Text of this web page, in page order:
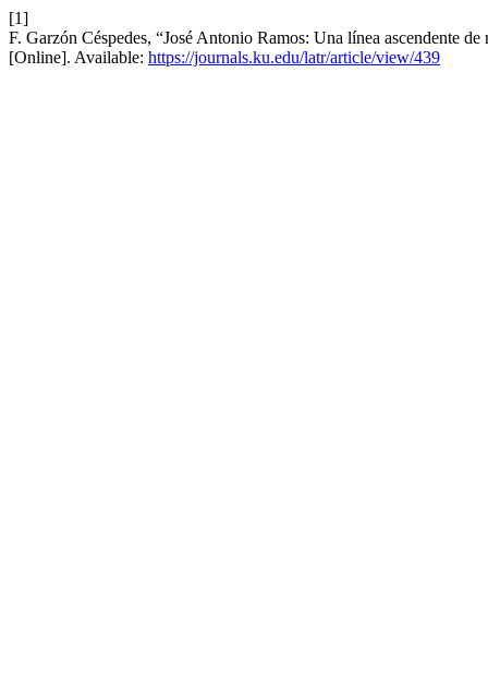
[1]
F. Garzón Céspedes, “José Antonio Ramos: Una línea ascendente
[Online]. Available: https://journals.ku.edu/latr/article/view/439